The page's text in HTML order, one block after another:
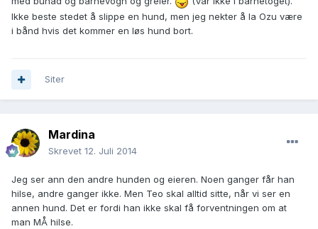
Ikke beste stedet å slippe en hund, men jeg nekter å la Ozu være
i bånd hvis det kommer en løs hund bort.
Siter
Mardina
Skrevet 12. Juli 2014
Jeg ser ann den andre hunden og eieren. Noen ganger får han
hilse, andre ganger ikke. Men Teo skal alltid sitte, når vi ser en
annen hund. Det er fordi han ikke skal få forventningen om at
man MÅ hilse.